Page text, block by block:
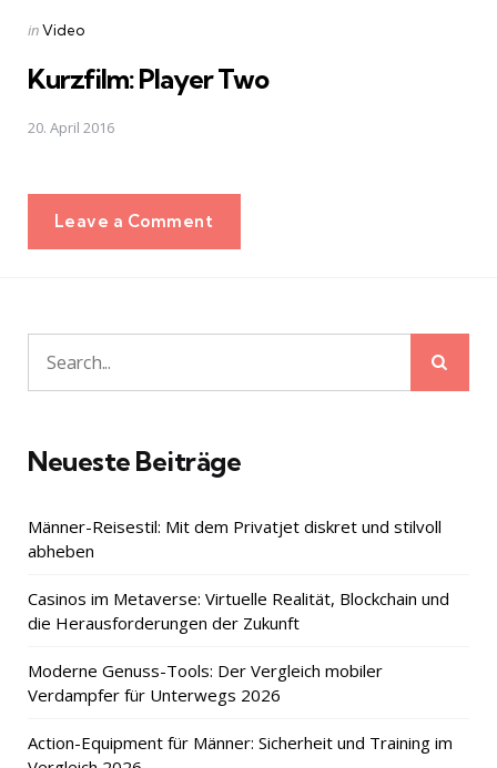
Posted
inVideo
Kurzfilm: Player Two
20. April 2016
Leave a Comment
Search
for:
Neueste Beiträge
Männer-Reisestil: Mit dem Privatjet diskret und stilvoll
abheben
Casinos im Metaverse: Virtuelle Realität, Blockchain und
die Herausforderungen der Zukunft
Moderne Genuss-Tools: Der Vergleich mobiler
Verdampfer für Unterwegs 2026
Action-Equipment für Männer: Sicherheit und Training im